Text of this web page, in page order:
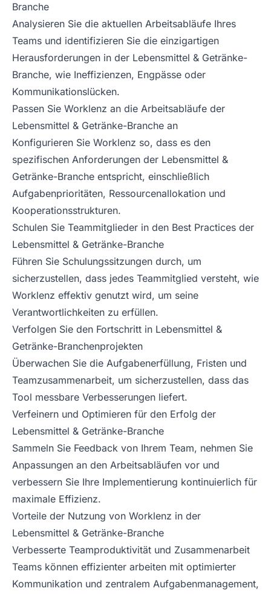
Branche
Analysieren Sie die aktuellen Arbeitsabläufe Ihres
Teams und identifizieren Sie die einzigartigen
Herausforderungen in der Lebensmittel & Getränke-
Branche, wie Ineffizienzen, Engpässe oder
Kommunikationslücken.
Passen Sie Worklenz an die Arbeitsabläufe der
Lebensmittel & Getränke-Branche an
Konfigurieren Sie Worklenz so, dass es den
spezifischen Anforderungen der Lebensmittel &
Getränke-Branche entspricht, einschließlich
Aufgabenprioritäten, Ressourcenallokation und
Kooperationsstrukturen.
Schulen Sie Teammitglieder in den Best Practices der
Lebensmittel & Getränke-Branche
Führen Sie Schulungssitzungen durch, um
sicherzustellen, dass jedes Teammitglied versteht, wie
Worklenz effektiv genutzt wird, um seine
Verantwortlichkeiten zu erfüllen.
Verfolgen Sie den Fortschritt in Lebensmittel &
Getränke-Branchenprojekten
Überwachen Sie die Aufgabenerfüllung, Fristen und
Teamzusammenarbeit, um sicherzustellen, dass das
Tool messbare Verbesserungen liefert.
Verfeinern und Optimieren für den Erfolg der
Lebensmittel & Getränke-Branche
Sammeln Sie Feedback von Ihrem Team, nehmen Sie
Anpassungen an den Arbeitsabläufen vor und
verbessern Sie Ihre Implementierung kontinuierlich für
maximale Effizienz.
Vorteile der Nutzung von Worklenz in der
Lebensmittel & Getränke-Branche
Verbesserte Teamproduktivität und Zusammenarbeit
Teams können effizienter arbeiten mit optimierter
Kommunikation und zentralem Aufgabenmanagement,